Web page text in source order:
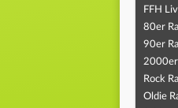
FFH
80er
90er
2000er
Rock
Oldie